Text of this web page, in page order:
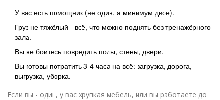
У вас есть помощник (не один, а минимум двое).
Груз не тяжёлый - всё, что можно поднять без тренажёрного
зала.
Вы не боитесь повредить полы, стены, двери.
Вы готовы потратить 3-4 часа на всё: загрузка, дорога,
выгрузка, уборка.
Если вы - один, у вас хрупкая мебель, или вы работаете до